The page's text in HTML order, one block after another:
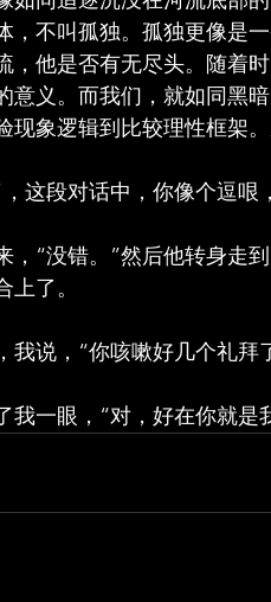
，不叫孤独。孤独更像是
，他是否有无尽头。随着
意义。而我们，就如同黑
现象逻辑到比较理性框架
这段对话中，你像个逗哏
，“没错。”然后他转身走
上了。
我说，“你咳嗽好几个礼
我一眼，“对，好在你就是